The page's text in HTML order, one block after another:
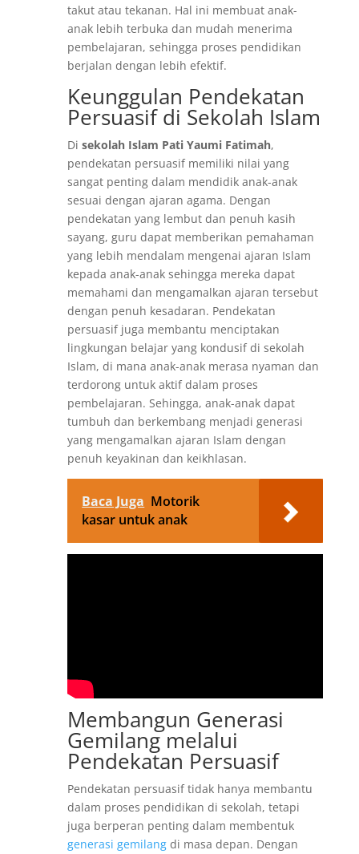
takut atau tekanan. Hal ini membuat anak-
anak lebih terbuka dan mudah menerima
pembelajaran, sehingga proses pendidikan
berjalan dengan lebih efektif.
Keunggulan Pendekatan
Persuasif di Sekolah Islam
Disekolah Islam Pati Yaumi Fatimah,
pendekatan persuasif memiliki nilai yang
sangat penting dalam mendidik anak-anak
sesuai dengan ajaran agama. Dengan
pendekatan yang lembut dan penuh kasih
sayang, guru dapat memberikan pemahaman
yang lebih mendalam mengenai ajaran Islam
kepada anak-anak sehingga mereka dapat
memahami dan mengamalkan ajaran tersebut
dengan penuh kesadaran. Pendekatan
persuasif juga membantu menciptakan
lingkungan belajar yang kondusif di sekolah
Islam, di mana anak-anak merasa nyaman dan
terdorong untuk aktif dalam proses
pembelajaran. Sehingga, anak-anak dapat
tumbuh dan berkembang menjadi generasi
yang mengamalkan ajaran Islam dengan
penuh keyakinan dan keikhlasan.
Baca Juga Motorik
kasar untuk anak
Membangun Generasi
Gemilang melalui
Pendekatan Persuasif
Pendekatan persuasif tidak hanya membantu
dalam proses pendidikan di sekolah, tetapi
juga berperan penting dalam membentuk
generasi gemilang di masa depan. Dengan